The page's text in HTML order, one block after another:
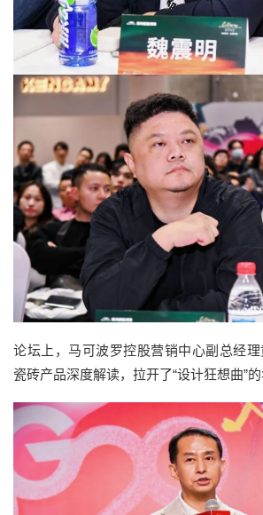
论坛上，马可波罗控股营销中心副总经
瓷砖产品深度解读，拉开了“设计狂想曲”的